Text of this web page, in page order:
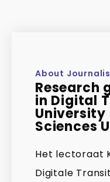
About
Research
in Digital
University
Sciences
Het lectoraat
Digitale